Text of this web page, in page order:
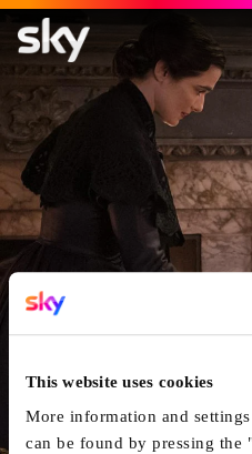
This website uses cookies
More information and
can be found by pressing the
My Cousin